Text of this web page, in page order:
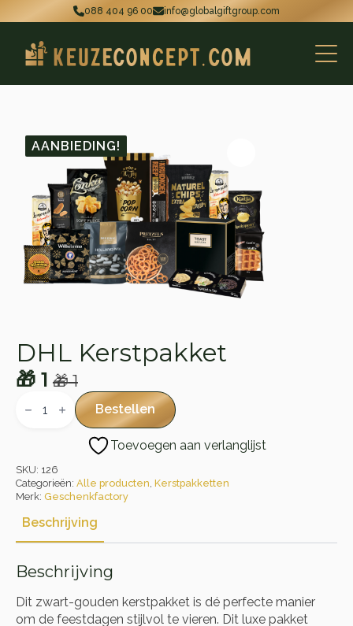
088 404 96 00 info@globalgiftgroup.com
AANBIEDING!
DHL Kerstpakket
🎁1
Oorspronkelijke
prijs
🎁 1.
🎁 1
Huidige
prijs
🎁 1.
Kerstpakket
Bestellen
Toevoegen aan verlanglijst
SKU: 126
Categorieën: Alle producten Kerstpakketten
Merk: Geschenkfactory
Beschrijving
Beschrijving
Dit zwart-gouden kerstpakket is dé perfecte manier
om de feestdagen stijlvol te vieren. Dit luxe pakket